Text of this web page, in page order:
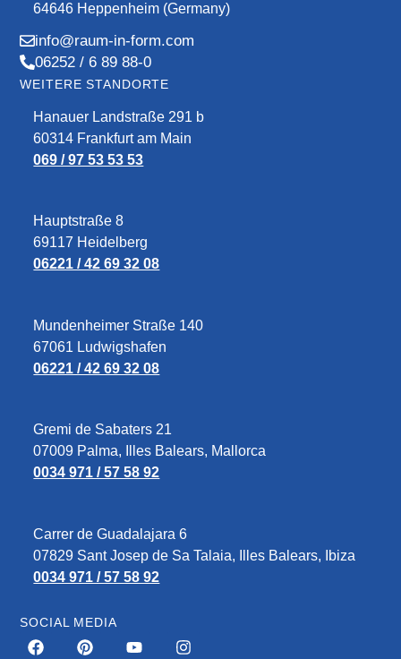
64646 Heppenheim (Germany)
info@raum-in-form.com
06252 / 6 89 88-0
WEITERE STANDORTE
Hanauer Landstraße 291 b
60314 Frankfurt am Main
069 / 97 53 53 53
Hauptstraße 8
69117 Heidelberg
06221 / 42 69 32 08
Mundenheimer Straße 140
67061 Ludwigshafen
06221 / 42 69 32 08
Gremi de Sabaters 21
07009 Palma, Illes Balears, Mallorca
0034 971 / 57 58 92
Carrer de Guadalajara 6
07829‎ Sant Josep de Sa Talaia, Illes Balears, Ibiza
0034 971 / 57 58 92
SOCIAL MEDIA